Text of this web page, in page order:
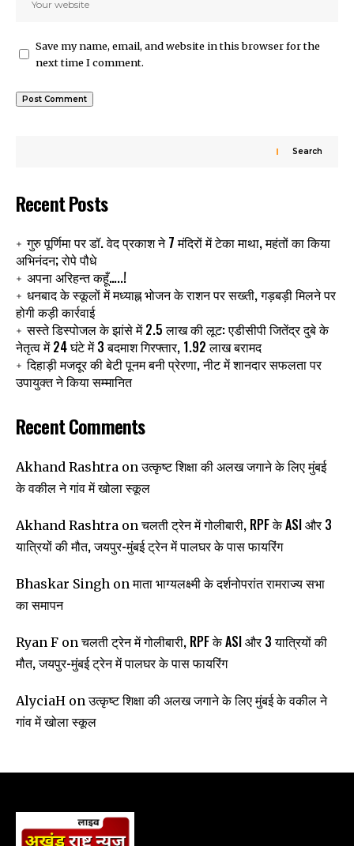
Save my name, email, and website in this browser for the
next time I comment.
Search
Recent Posts
गुरु पूर्णिमा पर डॉ. वेद प्रकाश ने 7 मंदिरों में टेका माथा, महंतों का किया
अभिनंदन; रोपे पौधे
अपना अरिहन्त कहूँ…..!
धनबाद के स्कूलों में मध्याह्न भोजन के राशन पर सख्ती, गड़बड़ी मिलने पर
होगी कड़ी कार्रवाई
सस्ते डिस्पोजल के झांसे में 2.5 लाख की लूट: एडीसीपी जितेंद्र दुबे के
नेतृत्व में 24 घंटे में 3 बदमाश गिरफ्तार, 1.92 लाख बरामद
दिहाड़ी मजदूर की बेटी पूनम बनी प्रेरणा, नीट में शानदार सफलता पर
उपायुक्त ने किया सम्मानित
Recent Comments
Akhand Rashtra onउत्कृष्ट शिक्षा की अलख जगाने के लिए मुंबई
के वकील ने गांव में खोला स्कूल
Akhand Rashtra onचलती ट्रेन में गोलीबारी, RPF के ASI और 3
यात्रियों की मौत, जयपुर-मुंबई ट्रेन में पालघर के पास फायरिंग
Bhaskar Singh onमाता भाग्यलक्ष्मी के दर्शनोपरांत रामराज्य सभा
का समापन
Ryan F onचलती ट्रेन में गोलीबारी, RPF के ASI और 3 यात्रियों की
मौत, जयपुर-मुंबई ट्रेन में पालघर के पास फायरिंग
AlyciaH onउत्कृष्ट शिक्षा की अलख जगाने के लिए मुंबई के वकील ने
गांव में खोला स्कूल